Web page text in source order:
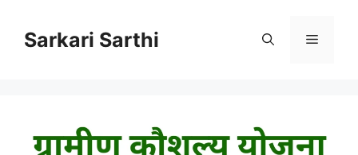
contentSarkari Sarthi Menu